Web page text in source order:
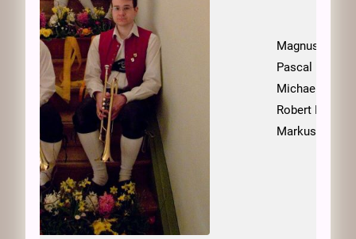
Magnus Häutle
Pascal Reimer
Michael Vogt
Robert Riedler
Markus Pelzl